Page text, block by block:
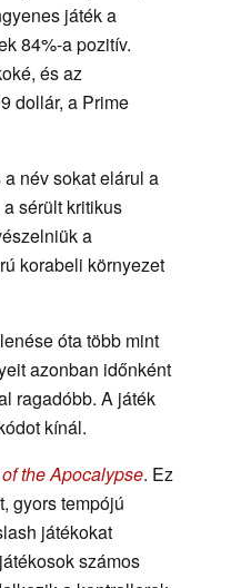
játék a
84%-a pozitív.
és az
dollár, a Prime
név sokat elárul a
sérült kritikus
a
korabeli környezet
óta több mint
azonban időnként
ragadóbb. A játék
kínál.
the Apocalypse. Ez
gyors tempójú
játékokat
számos